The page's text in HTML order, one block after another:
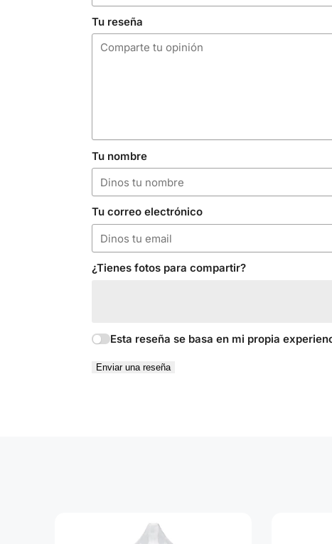
Tu reseña
Tu nombre
Tu correo electrónico
¿Tienes fotos para compartir?
Esta reseña se basa en mi propia
Enviar una reseña